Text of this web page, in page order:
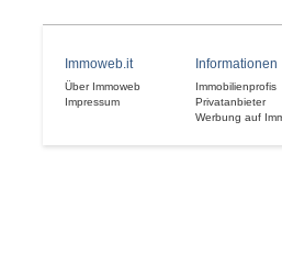
Immoweb.it
Über Immoweb
Impressum
Informationen
Immobilienprofis
Privatanbieter
Werbung auf